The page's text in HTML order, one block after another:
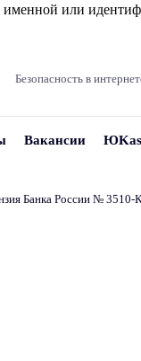
именной или
Безопасность в
Вакансии
Банка России №